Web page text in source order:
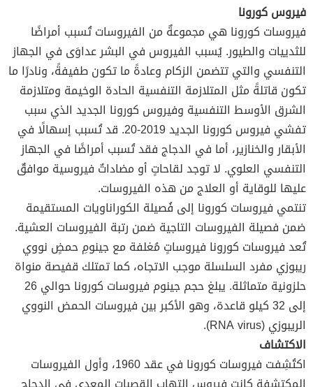
فيروس كورونا
فيروسات كورونا هي مجموعةٌ من الفيروسات تُسبب أمراضًا
للثدييات والطيور. يُسبب الفيروس في البشر عداوَى في الجهاز
التنفسي والتي تتضمن الزكام وعادةً ما تكون طفيفةً، ونادرًا ما
تكون قاتلةً مثل المتلازمة التنفسية الحادة الوخيمة ومتلازمة
الشرق الأوسط التنفسية وفيروس كورونا الجديد الذي سبب
تفشي فيروس كورونا الجديد 2019-20. قد تُسبب إسهالًا في
الأبقار والخنازير، أما في الدجاج فقد تُسبب أمراضًا في الجهاز
التنفسي العلوي. لا توجد لقاحاتٍ أو مضاداتٌ فيروسية موافقٌ
عليها للوقاية أو العلاج من هذه الفيروسات.
تنتمي فيروسات كورونا إلى فُصيلة الكوراناويات المستقيمة
ضمن فصيلة الفيروسات التاجية ضمن رتبة الفيروسات العشية.
تُعد فيروسات كورونا فيروساتٍ مُغلفة مع جينومِ حمضٍ نووي
ريبوزي مفرد السلسلة موجب الاتجاه، كما تمتلك قفيصة منواة
حلزونية متماثلة. يبلغ حجم جينوم فيروسات كورونا حوالي 26
إلى 32 كيلو قاعدة، وهو الأكبر بين فيروسات الحمض النووي
الريبوزي (RNA virus).
الاكتشاف
اكتُشِفت فيروسات كورونا في عقد 1960، وأول الفيروسات